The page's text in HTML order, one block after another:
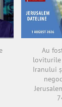
Au
Iranului